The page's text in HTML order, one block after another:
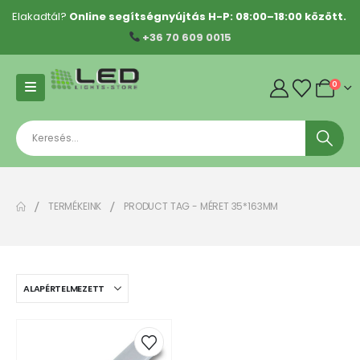
Elakadtál? Online segítségnyújtás H-P: 08:00–18:00 között.
+36 70 609 0015
0
TERMÉKEINK PRODUCT TAG - MÉRET 35*163MM